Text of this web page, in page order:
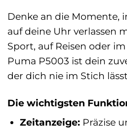
Denke an die Momente,
auf deine Uhr verlassen
Sport, auf Reisen oder
Puma P5003 ist dein
der dich nie im Stich
Die wichtigsten
Zeitanzeige:Präzise